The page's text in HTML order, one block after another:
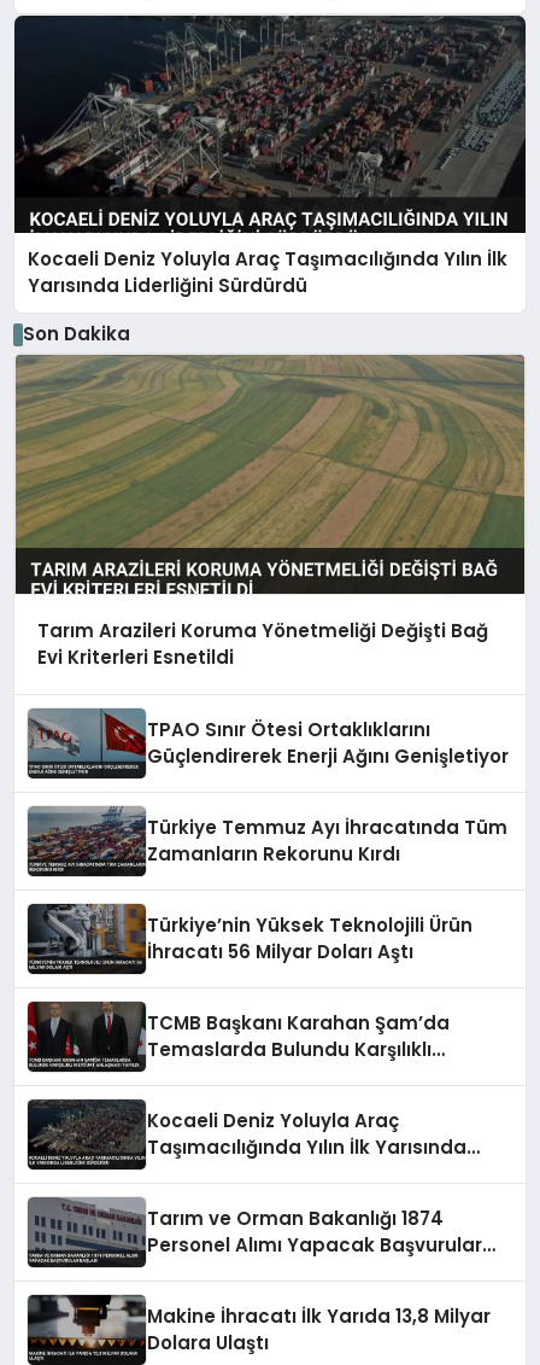
Kocaeli Deniz Yoluyla Araç Taşımacılığında Yılın İlk
Yarısında Liderliğini Sürdürdü
Son Dakika
Tarım Arazileri Koruma Yönetmeliği Değişti Bağ
Evi Kriterleri Esnetildi
TPAO Sınır Ötesi Ortaklıklarını
Güçlendirerek Enerji Ağını Genişletiyor
Türkiye Temmuz Ayı İhracatında Tüm
Zamanların Rekorunu Kırdı
Türkiye’nin Yüksek Teknolojili Ürün
İhracatı 56 Milyar Doları Aştı
TCMB Başkanı Karahan Şam’da
Temaslarda Bulundu Karşılıklı
Kocaeli Deniz Yoluyla Araç
Taşımacılığında Yılın İlk Yarısında
Tarım ve Orman Bakanlığı 1874
Personel Alımı Yapacak Başvurular
Makine İhracatı İlk Yarıda 13,8 Milyar
Dolara Ulaştı